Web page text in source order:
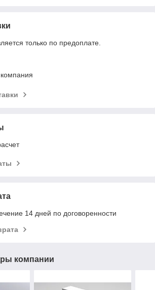
только по предоплате.
14 дней по договоренности
компании